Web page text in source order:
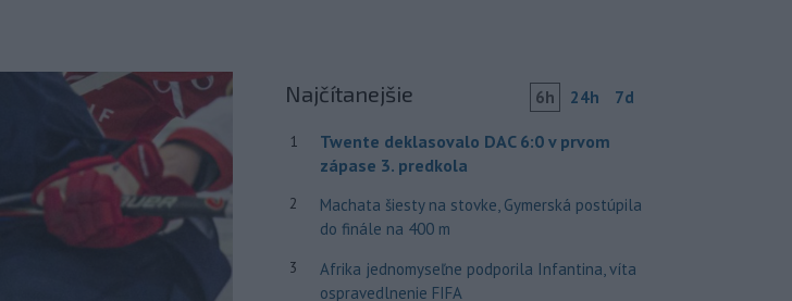
Najčítanejšie 6h 24h 7d
1
Twente deklasovalo DAC 6:0 v prvom
zápase 3. predkola
2
Machata šiesty na stovke, Gymerská postúpila
do finále na 400 m
3
Afrika jednomyseľne podporila Infantina, víta
ospravedlnenie FIFA